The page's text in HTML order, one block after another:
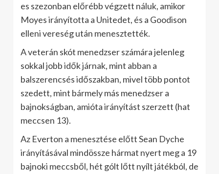
es szezonban előrébb végzett náluk, amikor
Moyes irányította a Unitedet, és a Goodison
elleni vereség után menesztették.
A veterán skót menedzser számára jelenleg
sokkal jobb idők járnak, mint abban a
balszerencsés időszakban, mivel több pontot
szedett, mint bármely más menedzser a
bajnokságban, amióta irányítást szerzett (hat
meccsen 13).
Az Everton a menesztése előtt Sean Dyche
irányításával mindössze hármat nyert meg a 19
bajnoki meccsből, hét gólt lőtt nyílt játékból, de